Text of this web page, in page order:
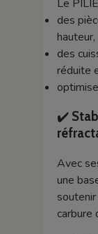
Le
des
hauteur,
des
réduite
✔️
Avec
une
carbure